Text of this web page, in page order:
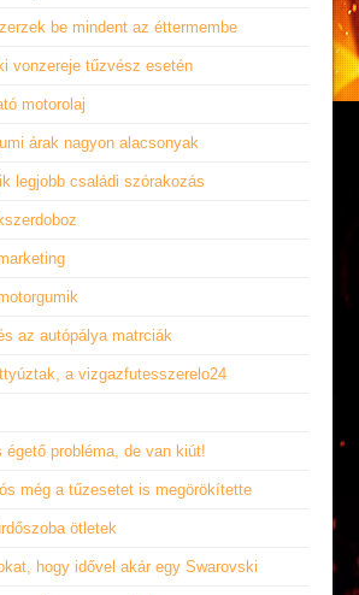
be mindent az éttermembe
vonzereje tűzvész esetén
motorolaj
árak nagyon alacsonyak
legjobb családi szórakozás
az autópálya matrciák
a vizgazfutesszerelo24
égető probléma, de van kiút!
még a tűzesetet is megörökítette
ötletek
hogy idővel akár egy Swarovski